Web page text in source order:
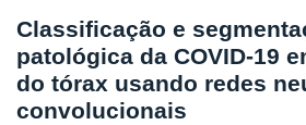
Classificação e
patológica da COVID-19
do tórax usando redes
convolucionais